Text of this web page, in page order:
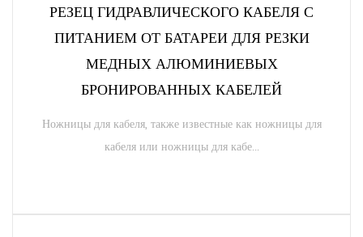
РЕЗЕЦ ГИДРАВЛИЧЕСКОГО КАБЕЛЯ С
ПИТАНИЕМ ОТ БАТАРЕИ ДЛЯ РЕЗКИ
МЕДНЫХ АЛЮМИНИЕВЫХ
БРОНИРОВАННЫХ КАБЕЛЕЙ
Ножницы для кабеля, также известные как ножницы для
кабеля или ножницы для кабе...